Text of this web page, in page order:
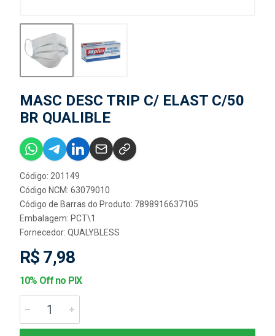
MASC DESC TRIP C/ ELAST C/50
BR QUALIBLE
Código: 201149
Código NCM: 63079010
Código de Barras do Produto: 7898916637105
Embalagem: PCT\1
Fornecedor: QUALYBLESS
R$ 7,98
10% Off no PIX